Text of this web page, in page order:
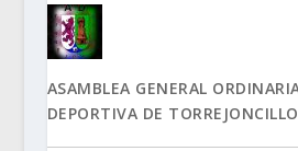
ASAMBLEA GENERAL
DEPORTIVA DE TORREJONCILLO